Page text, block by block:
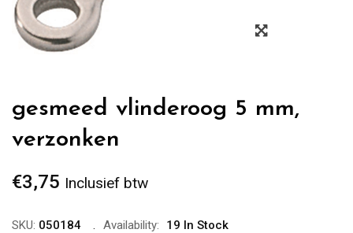
gesmeed vlinderoog 5 mm,
verzonken
€3,75 Inclusief btw
SKU: 050184 Availability:
19 In Stock